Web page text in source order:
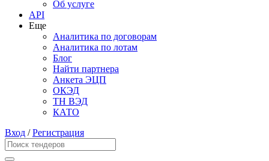
Об услуге
API
Еще
Аналитика по договорам
Аналитика по лотам
Блог
Найти партнера
Анкета ЭЦП
ОКЭД
ТН ВЭД
КАТО
Вход /Регистрация